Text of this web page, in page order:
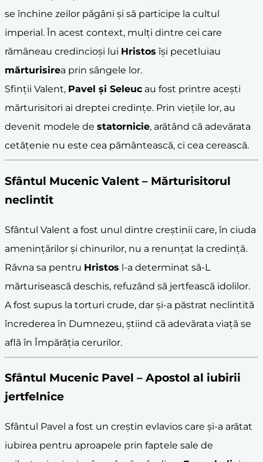
se închine zeilor păgâni și să participe la cultul
imperial. În acest context, mulți dintre cei care
rămâneau credincioși lui Hristos își pecetluiau
mărturisirea prin sângele lor.
Sfinții Valent, Pavel și Seleuc au fost printre acești
mărturisitori ai dreptei credințe. Prin viețile lor, au
devenit modele de statornicie, arătând că adevărata
cetățenie nu este cea pământească, ci cea cerească.
Sfântul Mucenic Valent – Mărturisitorul
neclintit
Sfântul Valent a fost unul dintre creștinii care, în ciuda
amenințărilor și chinurilor, nu a renunțat la credință.
Râvna sa pentru Hristos l-a determinat să-L
mărturisească deschis, refuzând să jertfească idolilor.
A fost supus la torturi crude, dar și-a păstrat neclintită
încrederea în Dumnezeu, știind că adevărata viață se
află în Împărăția cerurilor.
Sfântul Mucenic Pavel – Apostol al iubirii
jertfelnice
Sfântul Pavel a fost un creștin evlavios care și-a arătat
iubirea pentru aproapele prin faptele sale de